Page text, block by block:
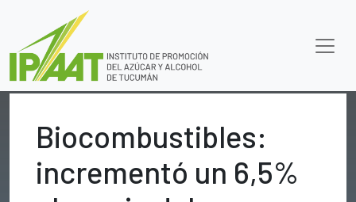
Biocombustibles:
incrementó un 6,5%